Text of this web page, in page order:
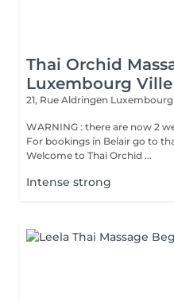
Thai Orchid
Luxembourg Ville
21, Rue Aldringen Luxembourg
WARNING : there are now 2
For bookings in Belair go to
Welcome to Thai Orchid ...
Intense strong